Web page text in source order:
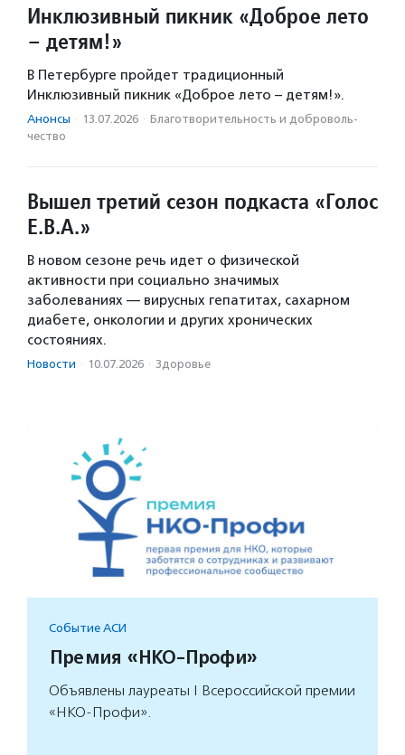
Инклюзивный пикник «Доброе лето
– детям!»
В Петербурге пройдет традиционный
Инклюзивный пикник «Доброе лето – детям!».
Анонсы · 13.07.2026 · Благотвори­тель­ность и доброволь­
чест­во
Вышел третий сезон подкаста «Голос
Е.В.А.»
В новом сезоне речь идет о физической
активности при социально значимых
заболеваниях — вирусных гепатитах, сахарном
диабете, онкологии и других хронических
состояниях.
Новости · 10.07.2026 · Здоровье
Событие АСИ
Премия «НКО-Профи»
Объявлены лауреаты I Всероссийской премии
«НКО-Профи».